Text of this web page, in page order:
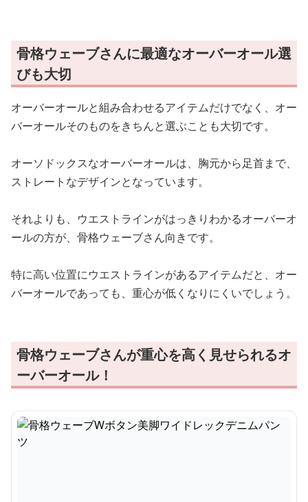
骨格ウェーブさんに最適なオーバーオール選
びも大切
オーバーオールと組み合わせるアイテムだけでなく、オー
バーオールそのものをきちんと選ぶことも大切です。
オーソドックスなオーバーオールは、胸元から足首まで、
ストレートなデザインとなっています。
それよりも、ウエストラインがはっきりわかるオーバーオ
ールの方が、骨格ウェーブさん向きです。
特に高い位置にウエストラインがあるアイテムだと、オー
バーオールであっても、重心が低くなりにくいでしょう。
骨格ウェーブさんが重心を高く見せられるオ
ーバーオール！